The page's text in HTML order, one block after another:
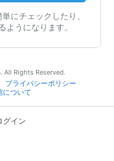
にチェックしたり、
ようになります。
Rights Reserved.
プライバシーポリシー
について
グイン